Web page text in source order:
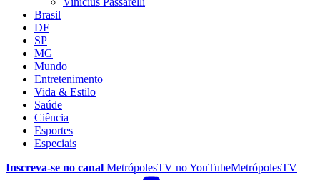
Brasil
DF
SP
MG
Mundo
Entretenimento
Vida & Estilo
Saúde
Ciência
Esportes
Especiais
Inscreva-se no canal MetrópolesTV noYouTubeMetrópolesTV